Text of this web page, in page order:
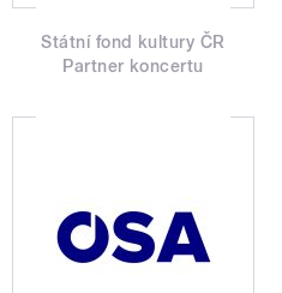
Státní fond kultury ČR
Partner koncertu